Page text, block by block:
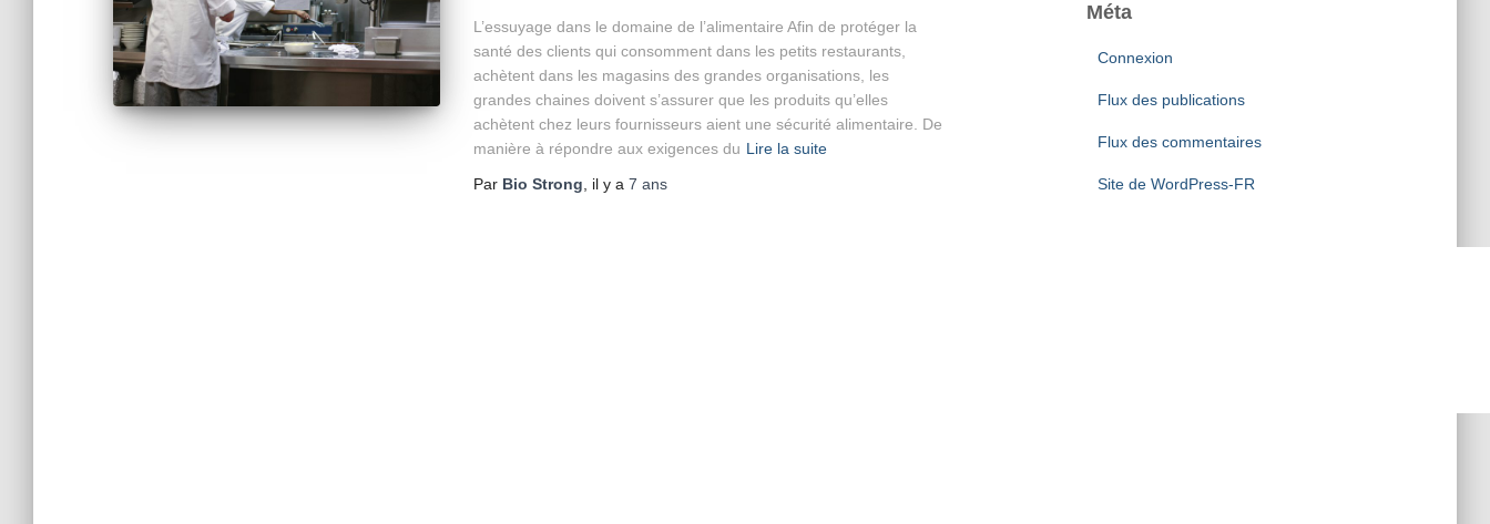
L’essuyage dans le domaine de l’alimentaire Afin de protéger la
santé des clients qui consomment dans les petits restaurants,
achètent dans les magasins des grandes organisations, les
grandes chaines doivent s’assurer que les produits qu’elles
achètent chez leurs fournisseurs aient une sécurité alimentaire. De
manière à répondre aux exigences du Lire la suite
Par Bio Strong , il y a 7 ans
Méta
Connexion
Flux des publications
Flux des commentaires
Site de WordPress-FR